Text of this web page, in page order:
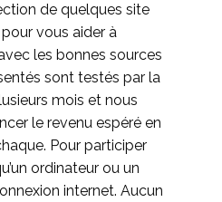
de quelques site
vous aider à
les bonnes sources
sont testés par la
mois et nous
le revenu espéré en
Pour participer
ordinateur ou un
internet. Aucun